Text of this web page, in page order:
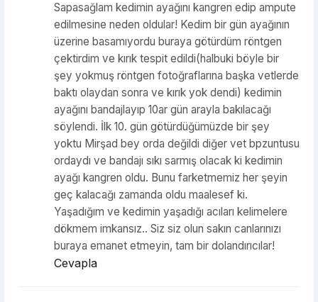
Sapasağlam kedimin ayağını kangren edip ampute
edilmesine neden oldular! Kedim bir gün ayağının
üzerine basamıyordu buraya götürdüm röntgen
çektirdim ve kırık tespit edildi(halbuki böyle bir
şey yokmuş röntgen fotoğraflarına başka vetlerde
baktı olaydan sonra ve kırık yok dendi) kedimin
ayağını bandajlayıp 10ar gün arayla bakılacağı
söylendi. İlk 10. gün götürdüğümüzde bir şey
yoktu Mirşad bey orda değildi diğer vet bpzuntusu
ordaydı ve bandajı sıkı sarmış olacak ki kedimin
ayağı kangren oldu. Bunu farketmemiz her şeyin
geç kalacağı zamanda oldu maalesef ki.
Yaşadığım ve kedimin yaşadığı acıları kelimelere
dökmem imkansız.. Siz siz olun sakın canlarınızı
buraya emanet etmeyin, tam bir dolandırıcılar!
Cevapla